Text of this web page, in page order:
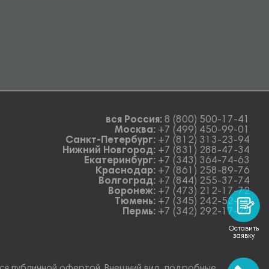
вся Россия: 8 (800) 500-17-41
Москва: +7 (499) 450-99-01
Санкт-Петербург: +7 (812) 313-23-94
Нижний Новгород: +7 (831) 288-47-34
Екатеринбург: +7 (343) 364-74-63
Краснодар: +7 (861) 258-89-76
Волгоград: +7 (844) 255-37-74
Воронеж: +7 (473) 212-17-72
Тюмень: +7 (345) 242-52-78
Пермь: +7 (342) 292-17-27
Оставить
заявку